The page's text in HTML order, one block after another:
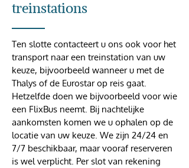
treinstations
Ten slotte contacteert u ons ook voor het
transport naar een treinstation van uw
keuze, bijvoorbeeld wanneer u met de
Thalys of de Eurostar op reis gaat.
Hetzelfde doen we bijvoorbeeld voor wie
een FlixBus neemt. Bij nachtelijke
aankomsten komen we u ophalen op de
locatie van uw keuze. We zijn 24/24 en
7/7 beschikbaar, maar vooraf reserveren
is wel verplicht. Per slot van rekening